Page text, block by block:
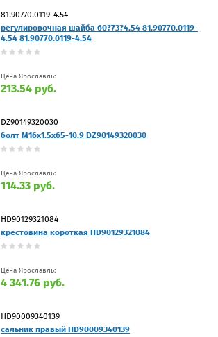
81.90770.0119-4.54
регулировочная шайба 60?73?4,54 81.90770.0119-
4.54 81.90770.0119-4.54
Цена Ярославль:
213.54 руб.
DZ90149320030
болт М16х1.5х65-10.9 DZ90149320030
Цена Ярославль:
114.33 руб.
HD90129321084
крестовина короткая HD90129321084
Цена Ярославль:
4 341.76 руб.
HD90009340139
сальник правый HD90009340139